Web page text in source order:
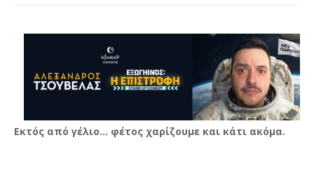
Εκτός από γέλιο… φέτος χαρίζουμε και κάτι ακόμα.